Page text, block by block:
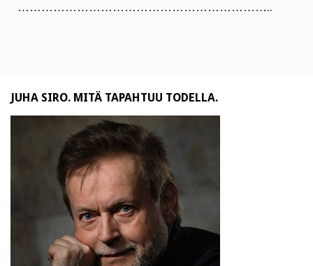
………………………………………………………..
JUHA SIRO. MITÄ TAPAHTUU TODELLA.